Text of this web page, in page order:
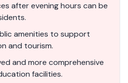
after evening hours can be
amenities to support
and tourism.
and more comprehensive
facilities.